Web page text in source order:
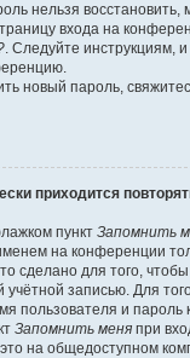
нельзя восстановить,
входа на
. Следуйте инструкциям,
новый пароль,
приходится
пункт Запомнить
на конференции
сделано для того, чтобы
учётной записью. Для
пользователя и
Запомнить меня при
на общедоступном